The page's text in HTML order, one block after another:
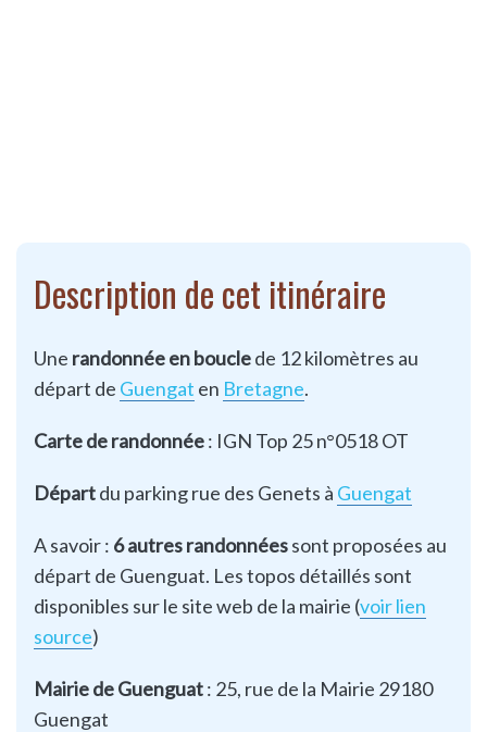
Description de cet itinéraire
Une randonnée en bouclede 12 kilomètres au
départ de Guengat en Bretagne.
Carte de randonnée: IGN Top 25 n°0518 OT
Départdu parking rue des Genets à Guengat
A savoir : 6 autres randonnéessont proposées au
départ de Guenguat. Les topos détaillés sont
disponibles sur le site web de la mairie (voir lien
source)
Mairie de Guenguat: 25, rue de la Mairie 29180
Guengat